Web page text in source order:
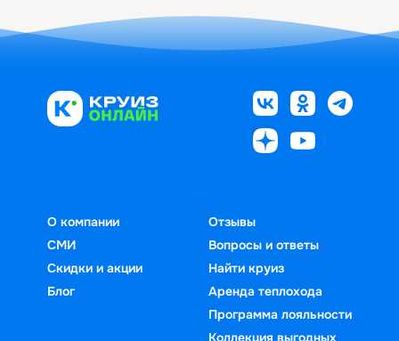
О компании
СМИ
Скидки и акции
Блог
Отзывы
Вопросы и ответы
Найти круиз
Аренда теплохода
Программа лояльности
Коллекция выгодных